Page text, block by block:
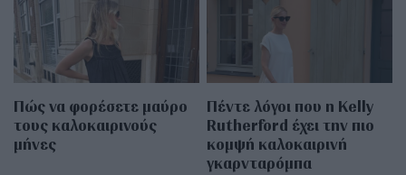
Πώς να φορέσετε μαύρο
τους καλοκαιρινούς
μήνες
Πέντε λόγοι που η Kelly
Rutherford έχει την πιο
κομψή καλοκαιρινή
γκαρνταρόμπα